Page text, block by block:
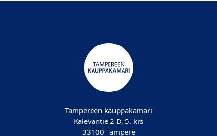
Tampereen kauppakamari
Kalevantie 2 D, 5. krs
33100 Tampere